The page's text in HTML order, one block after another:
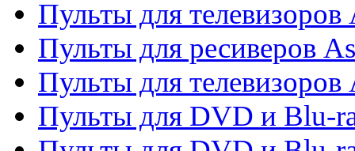
Пульты для телевизоров
Пульты для ресиверов
Пульты для телевизоров
Пульты для DVD и Blu-